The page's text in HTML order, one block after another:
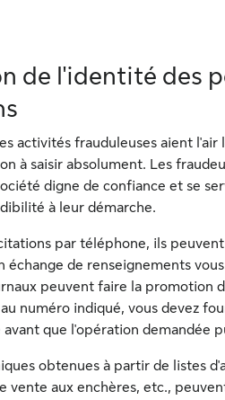
de l'identité des
activités frauduleuses aient
à saisir absolument. Les
digne de confiance et se
à leur démarche.
par téléphone, ils
échange de renseignements
peuvent faire la promotion
numéro indiqué, vous devez
avant que l'opération demandée
obtenues à partir de listes
vente aux enchères, etc.,